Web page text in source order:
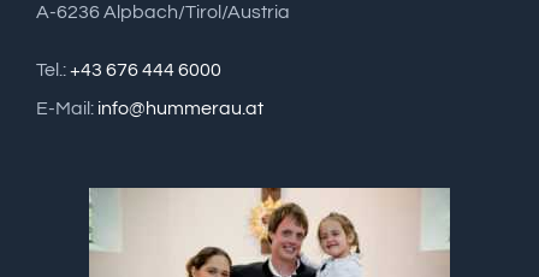
A-6236 Alpbach/Tirol/Austria
Tel.:+43 676 444 6000
E-Mail: info@hummerau.at